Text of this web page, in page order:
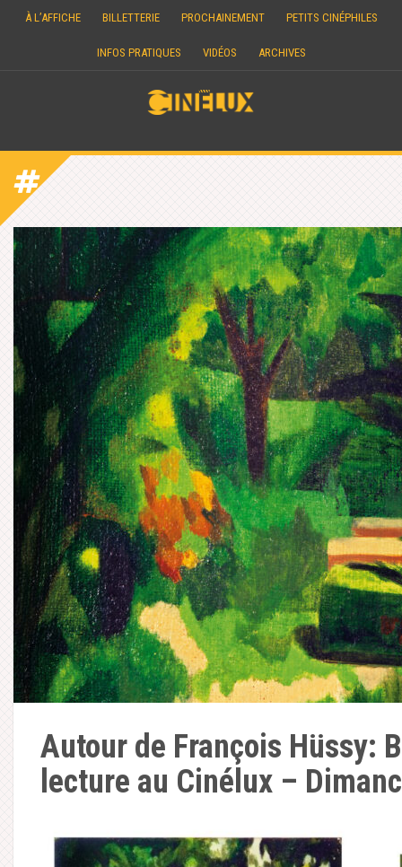
À L’AFFICHE BILLETTERIE PROCHAINEMENT PETITS CINÉPHILES
INFOS PRATIQUES VIDÉOS ARCHIVES
Autour de François Hüssy:
lecture au Cinélux –